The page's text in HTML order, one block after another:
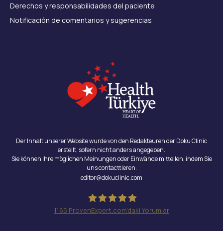
Derechos y responsabilidades del paciente
Notificación de comentarios y sugerencias
Der Inhalt unserer Website wurde von den Redakteuren der Doku Clinic
erstellt, sofern nicht anders angegeben.
Sie können Ihre möglichen Meinungen oder Einwände mitteilen, indem Sie
uns contacttieren.
editor@dokuclinic.com
1165 ProvenExpert.com'daki Yorumlar